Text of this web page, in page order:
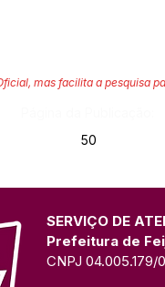
mas facilita a pesquisa
50
SERVIÇO DE
Prefeitura de
CNPJ 04.005.179/